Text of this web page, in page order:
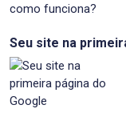
Seu site na